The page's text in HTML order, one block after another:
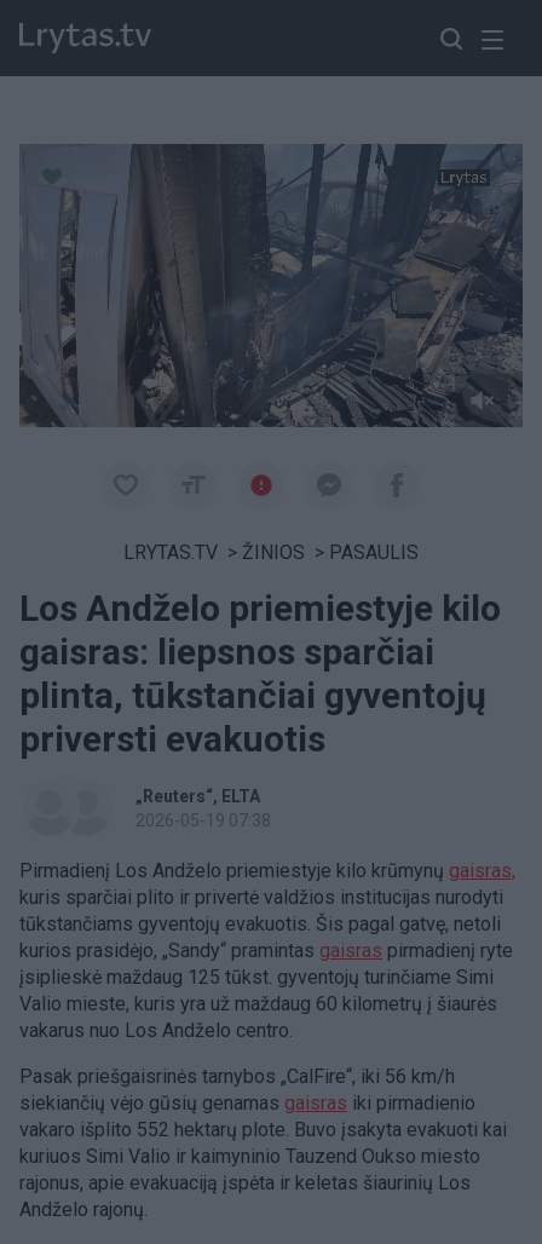
Paremkite Ukrainą
LRYTAS.TV > ŽINIOS > PASAULIS
Los Andželo priemiestyje kilo
gaisras: liepsnos sparčiai
plinta, tūkstančiai gyventojų
priversti evakuotis
„Reuters“
ELTA
2026-05-19 07:38
Pirmadienį Los Andželo priemiestyje kilo krūmynų gaisras,
kuris sparčiai plito ir privertė valdžios institucijas nurodyti
tūkstančiams gyventojų evakuotis. Šis pagal gatvę, netoli
kurios prasidėjo, „Sandy“ pramintas gaisras pirmadienį ryte
įsiplieskė maždaug 125 tūkst. gyventojų turinčiame Simi
Valio mieste, kuris yra už maždaug 60 kilometrų į šiaurės
vakarus nuo Los Andželo centro.
Pasak priešgaisrinės tarnybos „CalFire“, iki 56 km/h
siekiančių vėjo gūsių genamas gaisras iki pirmadienio
vakaro išplito 552 hektarų plote. Buvo įsakyta evakuoti kai
kuriuos Simi Valio ir kaimyninio Tauzend Oukso miesto
rajonus, apie evakuaciją įspėta ir keletas šiaurinių Los
Andželo rajonų.